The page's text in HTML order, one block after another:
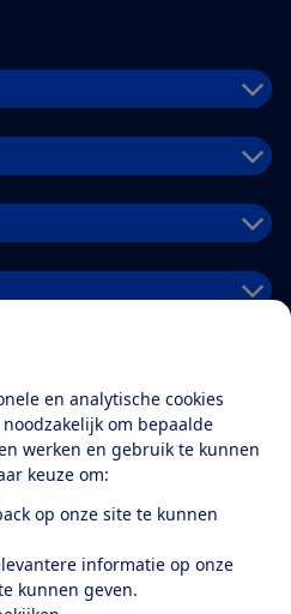
en analytische cookies
om bepaalde
werken en gebruik te kunnen
keuze om:
op onze site te kunnen
informatie op onze
kunnen geven.
de
Privacyverklaring